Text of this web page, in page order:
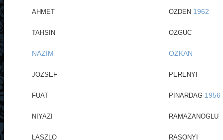
AHMET OZDEN 1962
TAHSIN OZGUC
NAZIM OZKAN
JOZSEF PERENYI
FUAT PINARDAG 1956
NIYAZI RAMAZANOGLU
LASZLO RASONYI